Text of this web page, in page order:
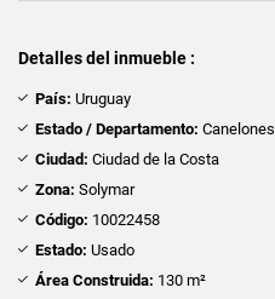
Detalles del inmueble :
País: Uruguay
Estado / Departamento: Canelones
Ciudad: Ciudad de la Costa
Zona: Solymar
Código: 10022458
Estado: Usado
Área Construida: 130 m²